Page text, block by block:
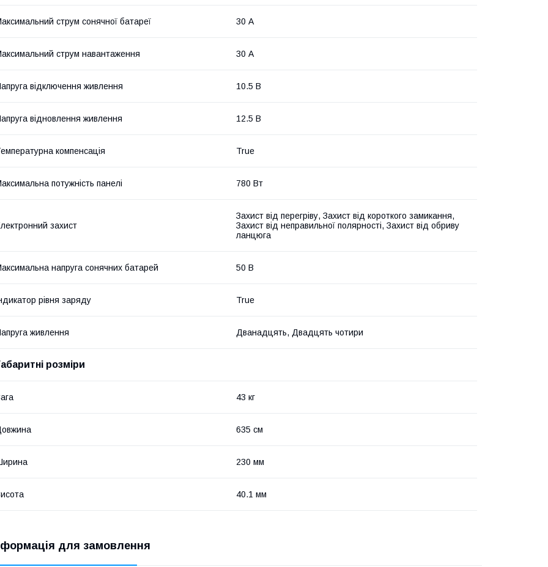
струм сонячної батареї 30 А
струм навантаження 30 А
відключення живлення 10.5 В
відновлення живлення 12.5 В
компенсація True
потужність панелі 780 Вт
захист
Захист від перегріву, Захист від короткого замикання,
Захист від неправильної полярності, Захист від обриву
ланцюга
напруга сонячних батарей 50 В
рівня заряду True
живлення Дванадцять, Двадцять чотири
розміри
43 кг
635 см
230 мм
40.1 мм
для замовлення